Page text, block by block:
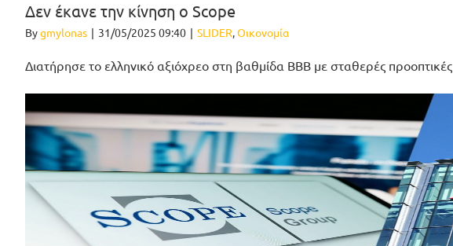
Δεν έκανε την κίνηση ο Scope
Bygmylonas | 31/05/2025 09:40 | SLIDER,Οικονομία
Διατήρησε το ελληνικό αξιόχρεο στη βαθμίδα ΒΒΒ με σταθερές προοπτικές